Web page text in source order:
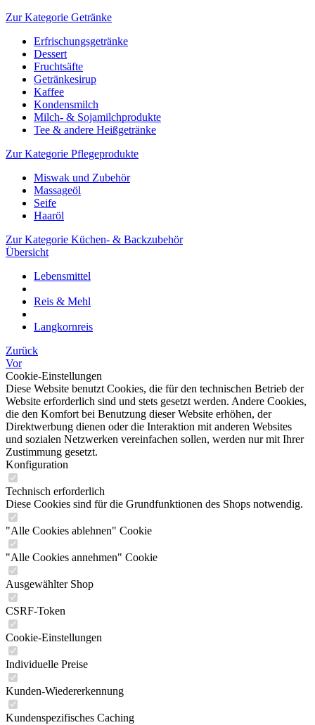
Zur Kategorie Getränke
Erfrischungsgetränke
Dessert
Fruchtsäfte
Getränkesirup
Kaffee
Kondensmilch
Milch- & Sojamilchprodukte
Tee & andere Heißgetränke
Zur Kategorie Pflegeprodukte
Miswak und Zubehör
Massageöl
Seife
Haaröl
Zur Kategorie Küchen- & Backzubehör
Übersicht
Lebensmittel
Reis & Mehl
Langkornreis
Zurück
Vor
Cookie-Einstellungen
Diese Website benutzt Cookies, die für den technischen Betrieb der
Website erforderlich sind und stets gesetzt werden. Andere Cookies,
die den Komfort bei Benutzung dieser Website erhöhen, der
Direktwerbung dienen oder die Interaktion mit anderen Websites
und sozialen Netzwerken vereinfachen sollen, werden nur mit Ihrer
Zustimmung gesetzt.
Konfiguration
Technisch erforderlich
Diese Cookies sind für die Grundfunktionen des Shops notwendig.
"Alle Cookies ablehnen" Cookie
"Alle Cookies annehmen" Cookie
Ausgewählter Shop
CSRF-Token
Cookie-Einstellungen
Individuelle Preise
Kunden-Wiedererkennung
Kundenspezifisches Caching